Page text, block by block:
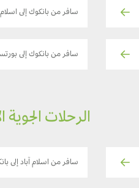
سافر من بانكوك إلى اسلام
سافر من بانكوك إلى
الرحلات الجوية
سافر من اسلام آباد إلى